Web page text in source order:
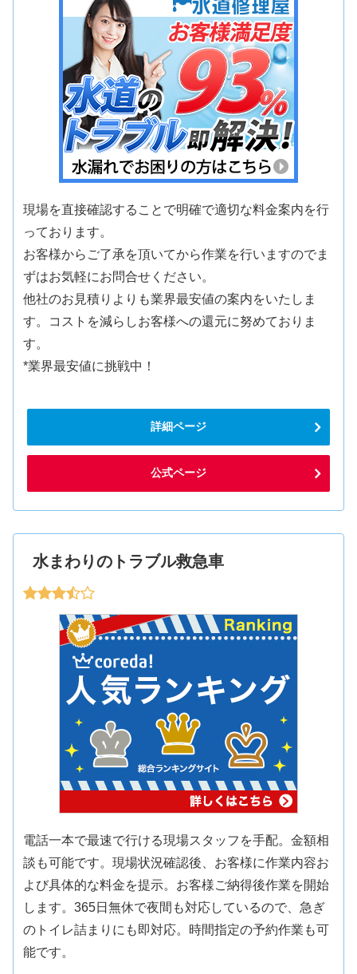
現場を直接確認することで明確で適切な料金案内を行
っております。
お客様からご了承を頂いてから作業を行いますのでま
ずはお気軽にお問合せください。
他社のお見積りよりも業界最安値の案内をいたしま
す。コストを減らしお客様への還元に努めておりま
す。
*業界最安値に挑戦中！
詳細ページ
公式ページ
水まわりのトラブル救急車
電話一本で最速で行ける現場スタッフを手配。金額相
談も可能です。現場状況確認後、お客様に作業内容お
よび具体的な料金を提示。お客様ご納得後作業を開始
します。365日無休で夜間も対応しているので、急ぎ
のトイレ詰まりにも即対応。時間指定の予約作業も可
能です。